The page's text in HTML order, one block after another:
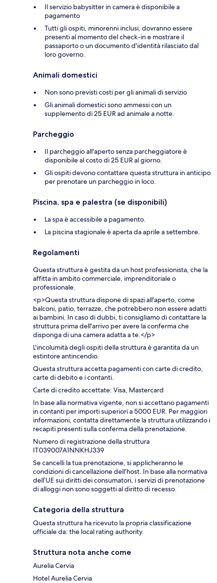
Il servizio babysitter in camera è disponibile a
pagamento
Tutti gli ospiti, minorenni inclusi, dovranno essere
presenti al momento del check-in e mostrare il
passaporto o un documento d'identità rilasciato dal
loro governo.
Animali domestici
Non sono previsti costi per gli animali di servizio
Gli animali domestici sono ammessi con un
supplemento di 25 EUR ad animale a notte.
Parcheggio
Il parcheggio all'aperto senza parcheggiatore è
disponibile al costo di 25 EUR al giorno.
Gli ospiti devono contattare questa struttura in anticipo
per prenotare un parcheggio in loco.
Piscina, spa e palestra (se disponibili)
La spa è accessibile a pagamento.
La piscina stagionale è aperta da aprile a settembre.
Regolamenti
Questa struttura è gestita da un host professionista, che la
affitta in ambito commerciale, imprenditoriale o
professionale.
<p>Questa struttura dispone di spazi all'aperto, come
balconi, patio, terrazze, che potrebbero non essere adatti
ai bambini. In caso di dubbi, ti consigliamo di contattare la
struttura prima dell'arrivo per avere la conferma che
disponga di una camera adatta a te.</p>
L'incolumità degli ospiti della struttura è garantita da un
estintore antincendio.
Questa struttura accetta pagamenti con carte di credito,
carte di debito e i contanti.
Carte di credito accettate: Visa, Mastercard
In base alla normativa vigente, non si accettano pagamenti
in contanti per importi superiori a 5000 EUR. Per maggiori
informazioni, contatta direttamente la struttura utilizzando i
recapiti presenti sulla conferma della prenotazione.
Numero di registrazione della struttura
IT039007A1NNKHJ339
Se cancelli la tua prenotazione, si applicheranno le
condizioni di cancellazione dell’host. In base alla normativa
dell’UE sui diritti dei consumatori, i servizi di prenotazione
di alloggi non sono soggetti al diritto di recesso.
Categoria della struttura
Questa struttura ha ricevuto la propria classificazione
ufficiale da: the local rating authority.
Struttura nota anche come
Aurelia Cervia
Hotel Aurelia Cervia